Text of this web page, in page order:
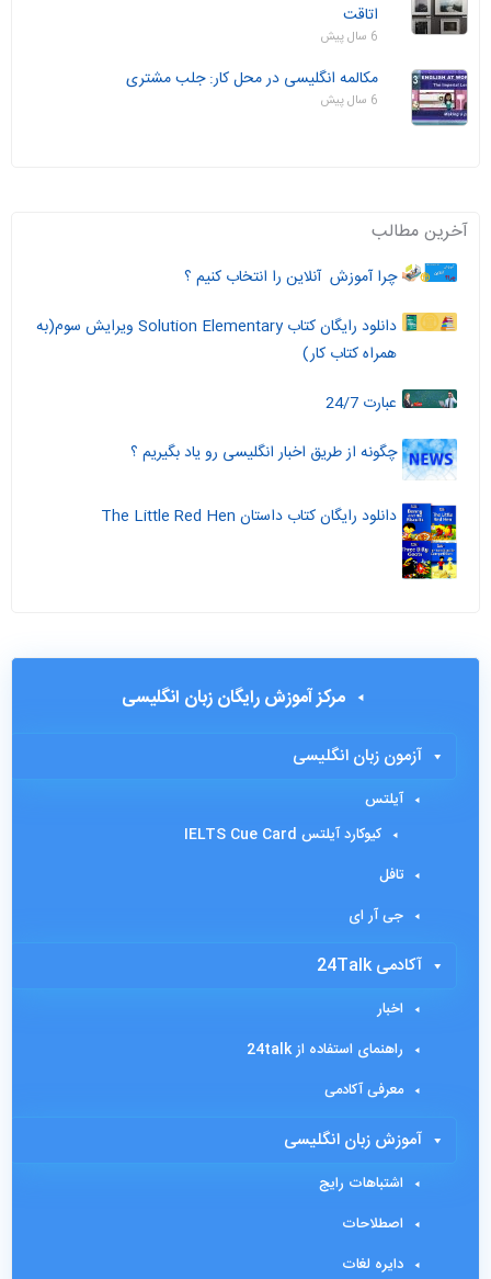
اتاقت
6 سال پیش
مکالمه انگلیسی در محل کار: جلب مشتری
6 سال پیش
آخرین مطالب
چرا آموزش آنلاین را انتخاب کنیم ؟
دانلود رایگان کتاب Solution Elementary ویرایش سوم(به
همراه کتاب کار)
عبارت 24/7
چگونه از طریق اخبار انگلیسی رو یاد بگیریم ؟
دانلود رایگان کتاب داستان The Little Red Hen
مرکز آموزش رایگان زبان انگلیسی
آزمون زبان انگلیسی
آیلتس
کیوکارد آیلتس IELTS Cue Card
تافل
جی آر ای
آکادمی 24Talk
اخبار
راهنمای استفاده از 24talk
معرفی آکادمی
آموزش زبان انگلیسی
اشتباهات رایج
اصطلاحات
دایره لغات